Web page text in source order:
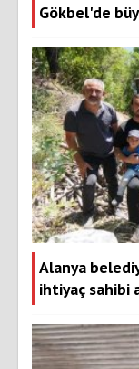
Gökbel'de
Alanya
ihtiyaç sahibi